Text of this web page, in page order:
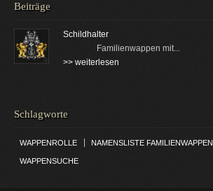
Beiträge
Schildhalter
Familienwappen mit...
>> weiterlesen
Schlagworte
WAPPENROLLE NAMENSLISTE FAMILIENWAPPEN
WAPPENSUCHE